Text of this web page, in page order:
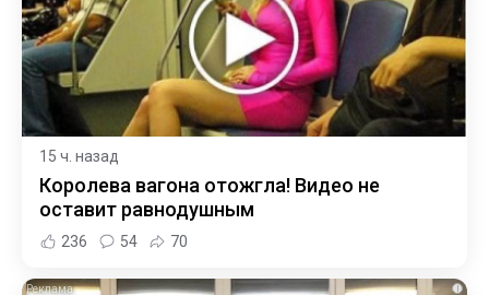
15 ч. назад
Королева вагона отожгла! Видео не
оставит равнодушным
236 54 70
i